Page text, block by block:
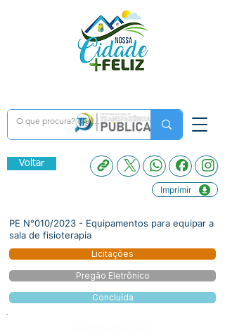
Voltar
Imprimir
PE N°010/2023 - Equipamentos para equipar a
sala de fisioterapia
Licitações
Pregão Eletrônico
Concluída